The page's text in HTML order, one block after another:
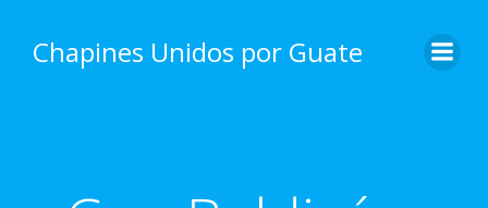
content
Chapines Unidos por Guate